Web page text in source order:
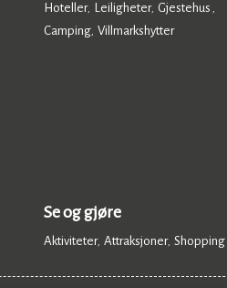
Hoteller, Leiligheter, Gjestehus ,
Camping, Villmarkshytter,
Se og gjøre
Aktiviteter, Attraksjoner, Shopping